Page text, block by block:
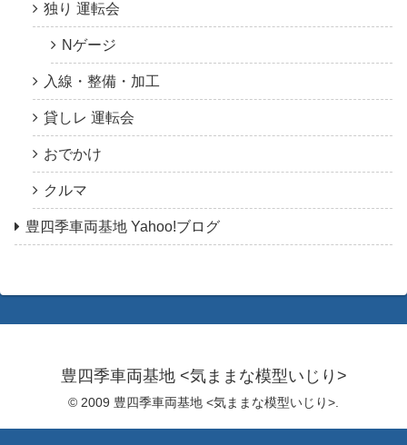
独り 運転会
Nゲージ
入線・整備・加工
貸しレ 運転会
おでかけ
クルマ
豊四季車両基地 Yahoo!ブログ
豊四季車両基地 <気ままな模型いじり>
© 2009 豊四季車両基地 <気ままな模型いじり>.